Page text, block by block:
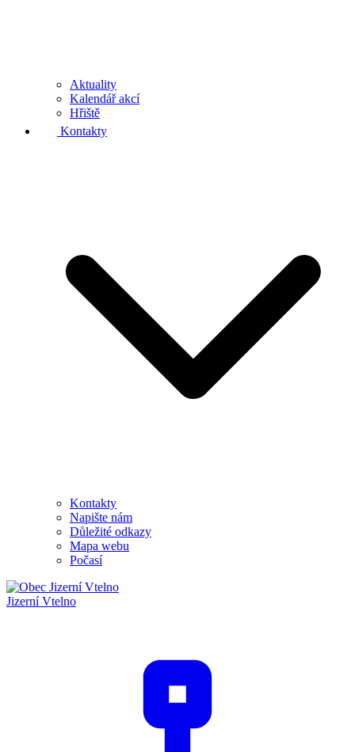
Aktuality
Kalendář akcí
Hřiště
Kontakty
Kontakty
Napište nám
Důležité odkazy
Mapa webu
Počasí
Jizerní Vtelno